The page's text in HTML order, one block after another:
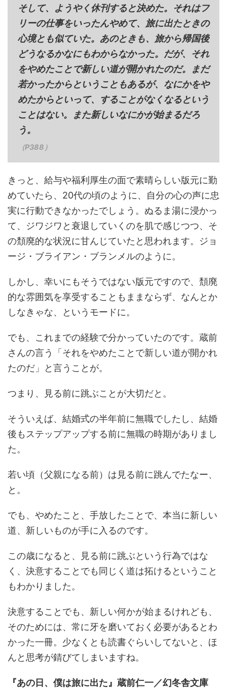
そして、ようやく休刊すると決めた。それはフ
リーの仕事をいったんやめて、旅に出たときの
心境とも似ていた。あのときも、旅から帰国後
どうなるかなにもわからなかった。だが、それ
をやめたことで新しい道が開かれたのだ。まだ
若かったからということもあるが、なにかをや
めたからといって、することがなくなるという
ことはない。また新しいなにかが始まるだろ
う。
（P388）
きっと、給与や福利厚生の面で素晴らしい版元に勤
めていたら、20代の頃のように、自分の心の声に忠
実に行動できなかったでしょう。ぬるま湯に浸かっ
て、ジワジワと衰退していくのを肌で感じつつ、そ
の頽廃的な状況に甘んじていたと思われます。ジョ
ージ・ブライアン・ブランメルのように。
しかし、幸いにもそうではない版元ですので、頽廃
的な雰囲気を享受することもままならず、なんとか
しなきゃな、というモードに。
でも、これまでの経験で分かっていたのです。蔵前
さんの言う「それをやめたことで新しい道が開かれ
たのだ」と言うことが。
つまり、見る前に跳ぶことが大切だと。
そういえば、結婚式の半年前に無職でしたし、結婚
後もステップアップする前に無職の時期がありまし
た。
若い頃（父親になる前）は見る前に跳んでたなー、
と。
でも、やめたこと、手放したことで、本当に新しい
道、新しいものが手に入るのです。
この歳になると、見る前に跳ぶという行為ではな
く、決意することでも同じく道は拓けるということ
もわかりました。
決意することでも、新しい何かが始まるけれども、
そのためには、常に牙を磨いておく必要があるとわ
かった一冊。少なくとも読書ぐらいしてないと、ほ
んと思考が錆びてしまいますね。
『あの日、僕は旅に出た 』 蔵前仁一／幻冬舎文庫